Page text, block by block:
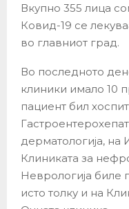
Вкупно 355 лица
Ковид-19 се
во главниот град.
Во последното
клиники имало 10
пациент бил
дерматологија, на
Клиниката за
Неврологија биле
исто толку и на